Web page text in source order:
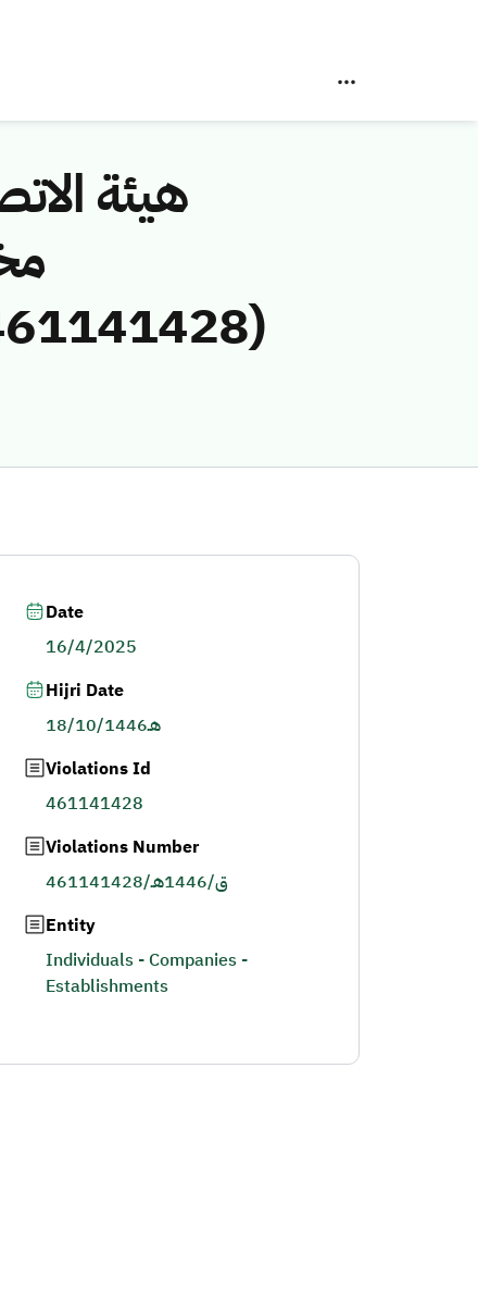
هيئة
Date
16/4/2025
Hijri Date
18/10/1446هـ
Violations Id
461141428
Violations Number
461141428/ق/1446هـ
Entity
Individuals - Companies -
Establishments